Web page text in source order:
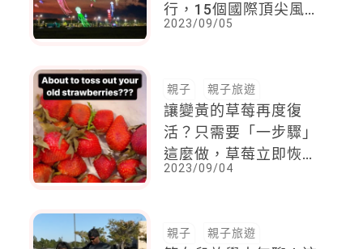
行，15個國際頂尖風箏
團隊、帶孩子看各式大
2023/09/05
親子 親子旅遊
讓變黃的草莓再度復
活？只需要「一步驟」
這麼做，草莓立即恢復
新鮮欲滴，媽媽必學！
2023/09/04
親子 親子旅遊